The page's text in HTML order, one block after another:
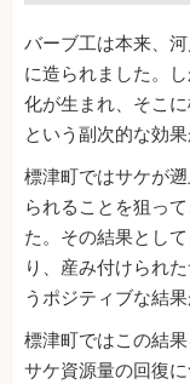
バーブ工は本来、
に造られました。
化が生まれ、そこ
という副次的な効
標津町ではサケが
られることを狙っ
た。その結果とし
り、産み付けられ
うポジティブな結
標津町ではこの結
サケ資源量の回復